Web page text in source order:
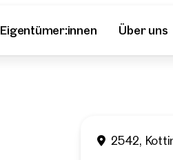
Eigentümer:innen Über uns
2542,